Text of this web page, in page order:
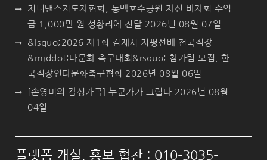
지니댄스지도자협회, 동백호수공원 자선 바자회 수익
금 1,000만 원 성황리에 전달 2026년 08월 07일
&lsquo;2026 제1회 김제시 지평선배 전국직장
&middot;다문화 축구대회&rsquo; 참가팀 모집, 한
국직장인다문화축구협회 2026년 08월 06일
[손영미의 감성가곡] 누군가가 그립다 2026년 08월
04일
플랫폼 개설, 홍보 협찬 : 010-3035-